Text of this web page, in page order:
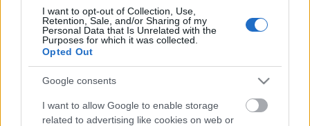
I want to opt-out of Collection, Use,
Retention, Sale, and/or Sharing of my
Personal Data that Is Unrelated with the
Purposes for which it was collected.
Opted Out
Google consents
I want to allow Google to enable storage
related to advertising like cookies on web or
Szólj hozzá!
A hozzászóláshoz be kell lépned!